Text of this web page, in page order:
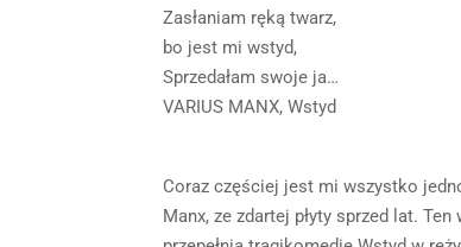
Zasłaniam ręką twarz,
bo jest mi wstyd,
Sprzedałam swoje ja…
VARIUS MANX, Wstyd
Coraz częściej jest mi wszystko
Manx, ze zdartej płyty sprzed lat.